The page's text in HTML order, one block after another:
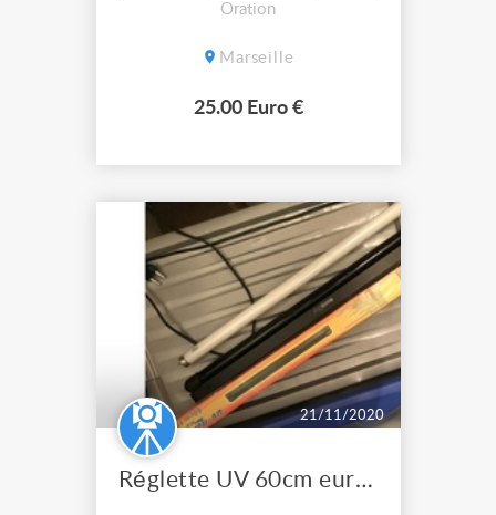
Oration
Marseille
25.00 Euro €
21/11/2020
Réglette UV 60cm eurolite Lampe Lumière